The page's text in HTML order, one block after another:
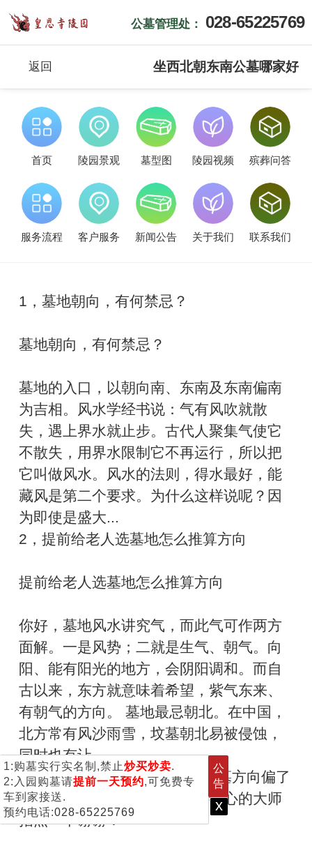
1:购墓实行实名制,禁止炒买炒卖.
2:入园购墓请提前一天预约,可免费专
车到家接送.
预约电话:028-65225769
公
告
x
公墓管理处： 028-65225769
返回 坐西北朝东南公墓哪家好
首页 陵园景观 墓型图 陵园视频 殡葬问答
服务流程 客户服务 新闻公告 关于我们 联系我们
1，墓地朝向，有何禁忌？
墓地朝向，有何禁忌？
墓地的入口，以朝向南、东南及东南偏南
为吉相。风水学经书说：气有风吹就散
失，遇上界水就止步。古代人聚集气使它
不散失，用界水限制它不再运行，所以把
它叫做风水。风水的法则，得水最好，能
藏风是第二个要求。为什么这样说呢？因
为即使是盛大...
2，提前给老人选墓地怎么推算方向
提前给老人选墓地怎么推算方向
你好，墓地风水讲究气，而此气可作两方
面解。一是风势；二就是生气、朝气。向
阳、能有阳光的地方，会阴阳调和。而自
古以来，东方就意味着希望，紫气东来、
有朝气的方向。 墓地最忌朝北。在中国，
北方常有风沙雨雪，坟墓朝北易被侵蚀，
同时也有让...
3，听个风水先生说我家爷的坟墓方向偏了
一点，请问我该怎么处理？请善心的大师
指点一下谢谢！